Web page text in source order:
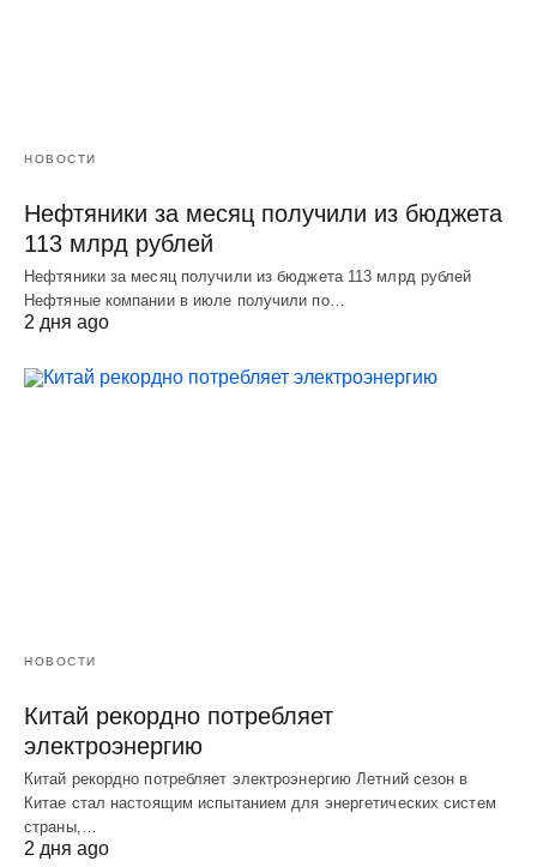
НОВОСТИ
Нефтяники за месяц получили из бюджета
113 млрд рублей
Нефтяники за месяц получили из бюджета 113 млрд рублей
Нефтяные компании в июле получили по…
2 дня ago
НОВОСТИ
Китай рекордно потребляет
электроэнергию
Китай рекордно потребляет электроэнергию Летний сезон в
Китае стал настоящим испытанием для энергетических систем
страны,…
2 дня ago